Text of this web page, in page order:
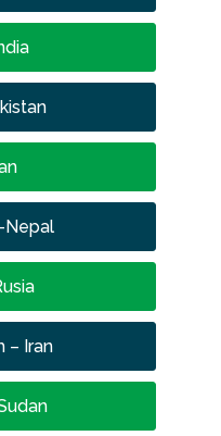
Nepal
– Iran